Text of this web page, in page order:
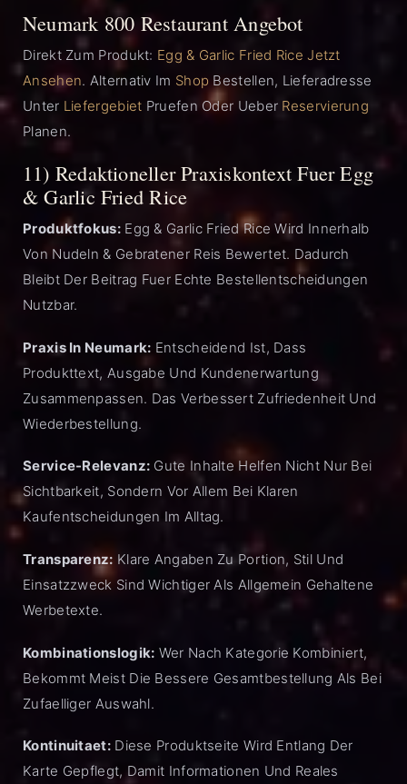
Neumark 800 Restaurant Angebot
Direkt Zum Produkt: Egg & Garlic Fried Rice Jetzt
Ansehen. Alternativ Im Shop Bestellen, Lieferadresse
Unter Liefergebiet Pruefen Oder Ueber Reservierung
Planen.
11) Redaktioneller Praxiskontext Fuer Egg
& Garlic Fried Rice
Produktfokus:Egg & Garlic Fried Rice Wird Innerhalb
Von Nudeln & Gebratener Reis Bewertet. Dadurch
Bleibt Der Beitrag Fuer Echte Bestellentscheidungen
Nutzbar.
Praxis In Neumark: Entscheidend Ist, Dass
Produkttext, Ausgabe Und Kundenerwartung
Zusammenpassen. Das Verbessert Zufriedenheit Und
Wiederbestellung.
Service-Relevanz: Gute Inhalte Helfen Nicht Nur Bei
Sichtbarkeit, Sondern Vor Allem Bei Klaren
Kaufentscheidungen Im Alltag.
Transparenz: Klare Angaben Zu Portion, Stil Und
Einsatzzweck Sind Wichtiger Als Allgemein Gehaltene
Werbetexte.
Kombinationslogik: Wer Nach Kategorie Kombiniert,
Bekommt Meist Die Bessere Gesamtbestellung Als Bei
Zufaelliger Auswahl.
Kontinuitaet:Diese Produktseite Wird Entlang Der
Karte Gepflegt, Damit Informationen Und Reales